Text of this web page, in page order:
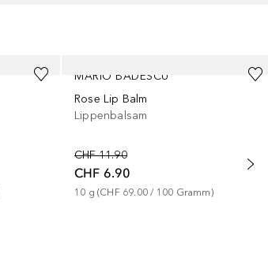
MARIO BADESCU
Rose Lip Balm
Lippenbalsam
CHF 11.90
CHF 6.90
10 g (CHF 69.00 / 100 Gramm)